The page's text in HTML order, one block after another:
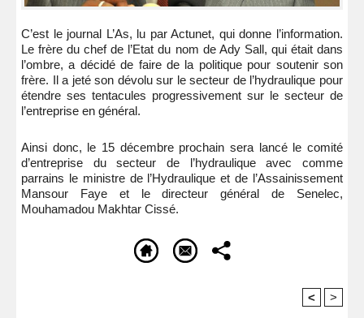
C’est le journal L’As, lu par Actunet, qui donne l’information.
Le frère du chef de l’Etat du nom de Ady Sall, qui était dans
l’ombre, a décidé de faire de la politique pour soutenir son
frère. Il a jeté son dévolu sur le secteur de l’hydraulique pour
étendre ses tentacules progressivement sur le secteur de
l’entreprise en général.
Ainsi donc, le 15 décembre prochain sera lancé le comité
d’entreprise du secteur de l’hydraulique avec comme
parrains le ministre de l’Hydraulique et de l’Assainissement
Mansour Faye et le directeur général de Senelec,
Mouhamadou Makhtar Cissé.
< >